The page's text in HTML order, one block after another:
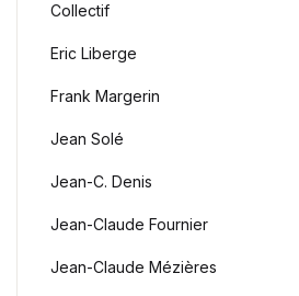
Collectif
Eric Liberge
Frank Margerin
Jean Solé
Jean-C. Denis
Jean-Claude Fournier
Jean-Claude Mézières